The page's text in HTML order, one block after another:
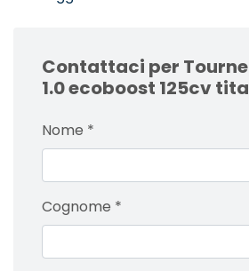
Contattaci per
1.0 ecoboost 125cv
Nome *
Cognome *